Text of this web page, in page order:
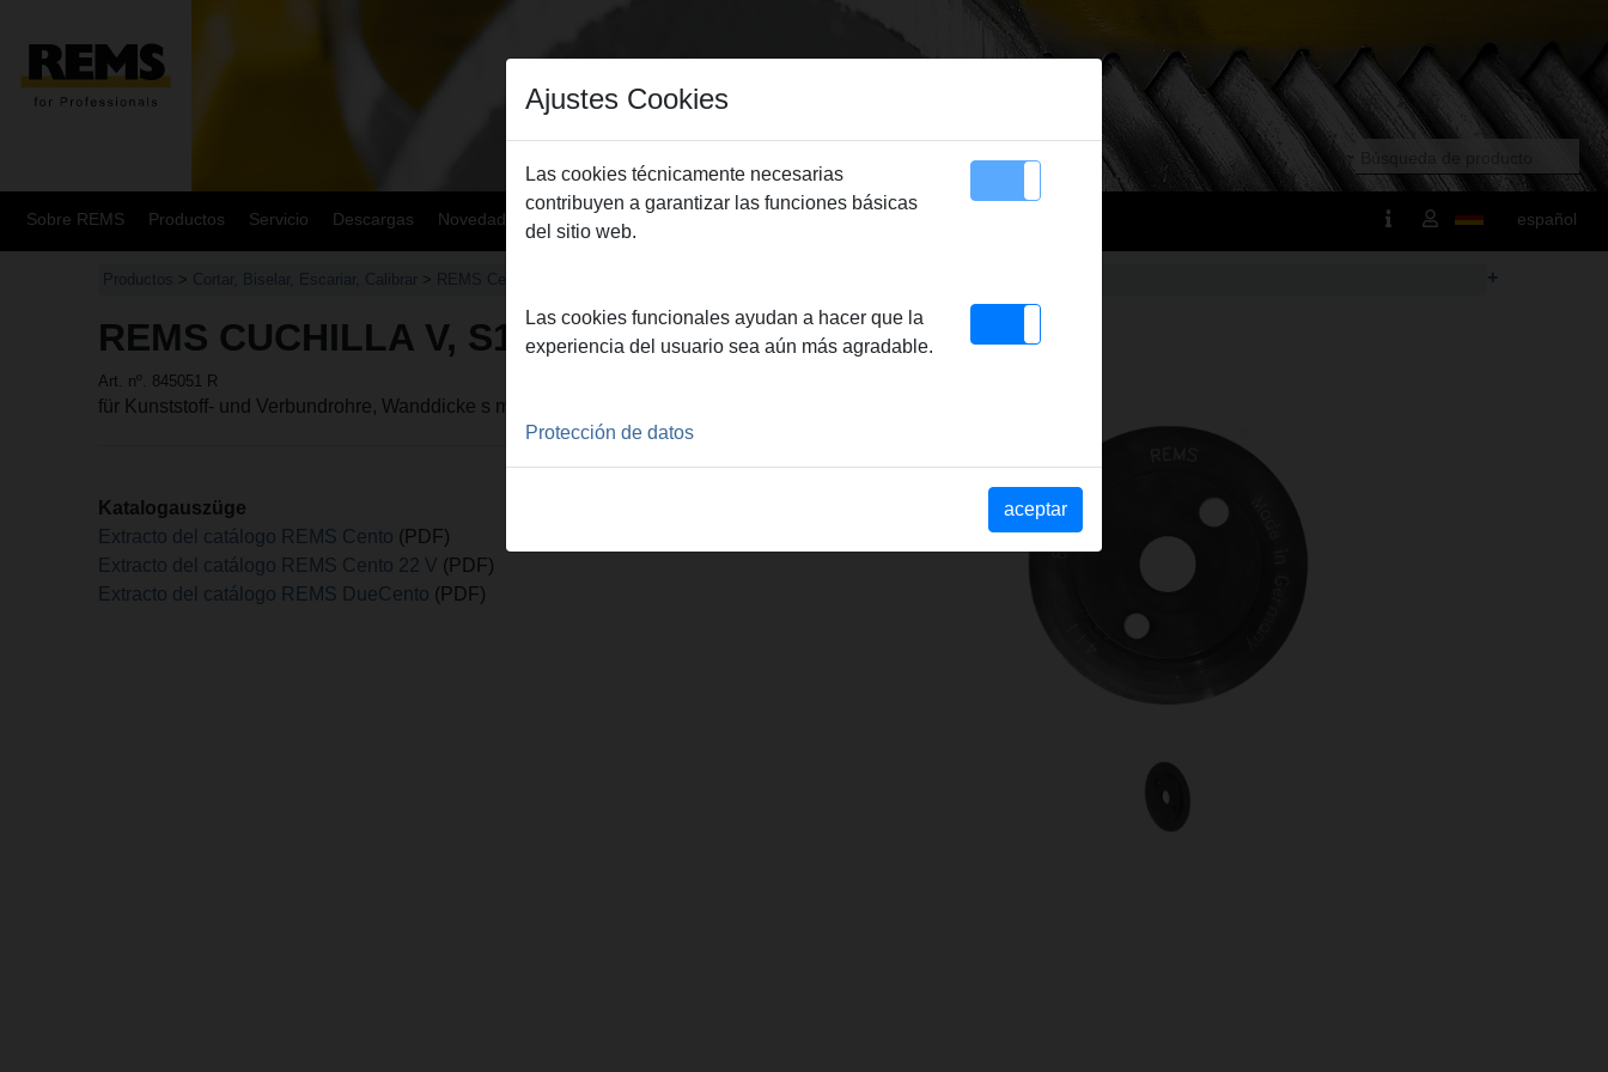
Sobre REMS Productos Servicio Descargas Novedades Sitemap Contacto español
Productos > Cortar, Biselar, Escariar, Calibrar > REMS Cento +
REMS CUCHILLA V, S10
Art. nº. 845051 R
für Kunststoff- und Verbundrohre, Wanddicke s max. 10 mm
Katalogauszüge
Extracto del catálogo REMS Cento (PDF)
Extracto del catálogo REMS Cento 22 V (PDF)
Extracto del catálogo REMS DueCento (PDF)
Ajustes Cookies
Las cookies técnicamente necesarias
contribuyen a garantizar las funciones básicas
del sitio web.
Las cookies funcionales ayudan a hacer que la
experiencia del usuario sea aún más agradable.
Protección de datos
aceptar